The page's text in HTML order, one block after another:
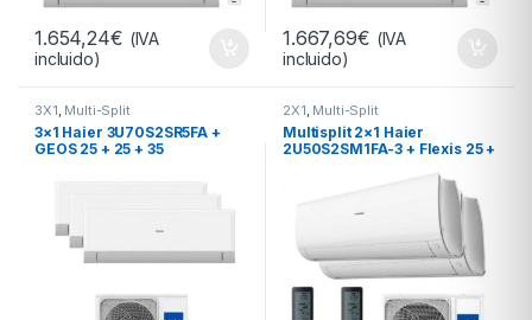
1.654,24€ (IVA
incluido)
1.667,69€ (IVA
incluido)
3X1, Multi-Split
3×1 Haier 3U70S2SR5FA +
GEOS 25 + 25 + 35
2X1, Multi-Split
Multisplit 2×1 Haier
2U50S2SM1FA-3 + Flexis 25 +